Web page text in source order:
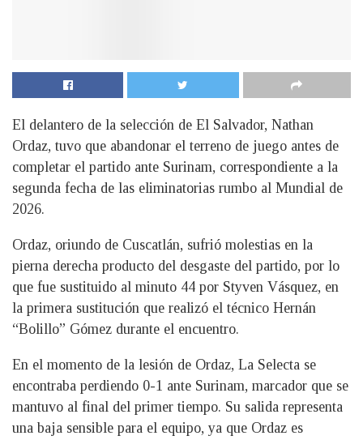
El delantero de la selección de El Salvador, Nathan
Ordaz, tuvo que abandonar el terreno de juego antes de
completar el partido ante Surinam, correspondiente a la
segunda fecha de las eliminatorias rumbo al Mundial de
2026.
Ordaz, oriundo de Cuscatlán, sufrió molestias en la
pierna derecha producto del desgaste del partido, por lo
que fue sustituido al minuto 44 por Styven Vásquez, en
la primera sustitución que realizó el técnico Hernán
“Bolillo” Gómez durante el encuentro.
En el momento de la lesión de Ordaz, La Selecta se
encontraba perdiendo 0-1 ante Surinam, marcador que se
mantuvo al final del primer tiempo. Su salida representa
una baja sensible para el equipo, ya que Ordaz es